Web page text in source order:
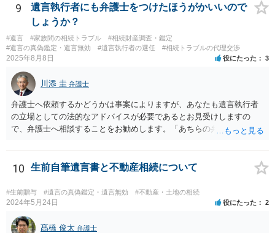
記については、不動産を相続で取得したことを知った日から３年以内
に申請する義務があります。一方、遺留分侵害額請求は、相続開始お
よび遺留分を侵害する贈与・遺贈があったことを知った時から１年で
時効にかかります。また、相続開始から１０年が経過すると、認識の
有無にかかわらず行使できなくなります。 奥様がご両親の死亡を最近
効がいつから進むかは慎重に検討する必要があります。ただし、死亡
から３年が経過しているとのことですので、早急に戸籍、遺言の有
無、不動産登記、遺産分割協議書の有無を確認した方がよいでしょ
う。特に、お姉様側だけで不動産名義を変更している場合、遺言があ
ったのか、遺産分割協議書が作成されているのか、奥様の署名押印が
以前に、法定相続分や遺産分割未了の問題として整理すべき場合もあ
ります。 奥様において戸籍謄本、不動産登記簿、固定資産評価証明
書、遺言書の有無等を確認し、弁護士に個別に相談した方がよいと思
われます。
9
遺言執行者にも弁護士をつけたほうがかいいので
しょうか？
#遺言 #家族間の相続トラブル
#相続財産調査・鑑定
#遺言の真偽鑑定・遺言無効
#遺言執行者の選任 #相続トラブルの代理交渉
2025年8月8日 役にたった 3
川添 圭 弁護士
弁護士へ依頼するかどうかは事案によりますが、あなたも遺言執行者
の立場としての法的なアドバイスが必要であるとお見受けしますの
で、弁護士へ相談することをお勧めします。「あちらの弁護士」（元
誘導しかしてこないと思います。
10 生前自筆遺言書と不動産相続について
#生前贈与 #遺言の真偽鑑定・遺言無効 #不動産・土地の相続
2024年5月24日 役にたった 2
髙橋 俊太 弁護士